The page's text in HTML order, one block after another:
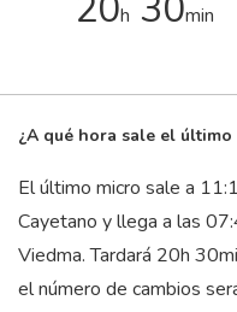
h min
¿A qué hora sale el último
El último micro sale a
Cayetano y llega a las
Viedma. Tardará 20h 30
el número de cambios